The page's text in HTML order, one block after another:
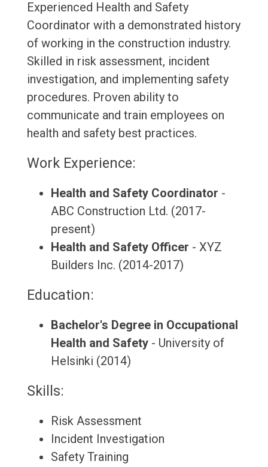
Experienced Health and Safety
Coordinator with a demonstrated history
of working in the construction industry.
Skilled in risk assessment, incident
investigation, and implementing safety
procedures. Proven ability to
communicate and train employees on
health and safety best practices.
Work Experience:
Health and Safety Coordinator -
ABC Construction Ltd. (2017-
present)
Health and Safety Officer - XYZ
Builders Inc. (2014-2017)
Education:
Bachelor's Degree in Occupational
Health and Safety- University of
Helsinki (2014)
Skills:
Risk Assessment
Incident Investigation
Safety Training